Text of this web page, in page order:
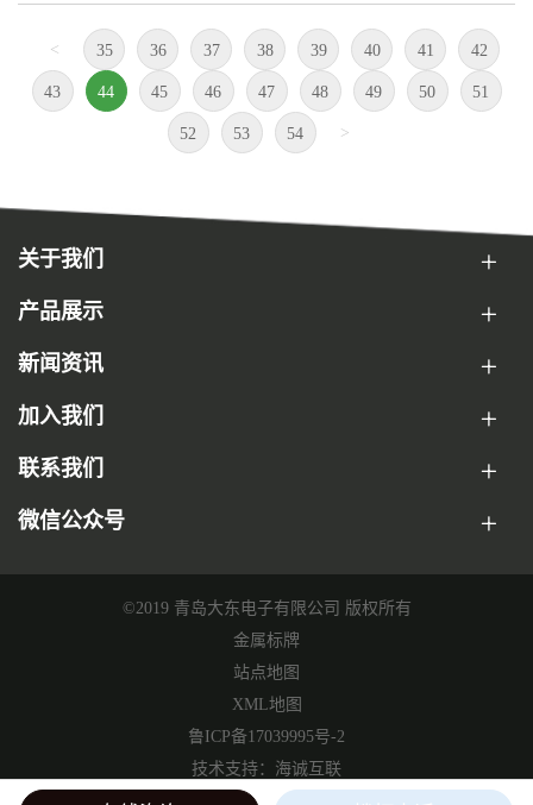
< 35 36 37 38 39 40 41 42
43 44 45 46 47 48 49 50 51
52 53 54 >
关于我们
产品展示
新闻资讯
加入我们
联系我们
微信公众号
©2019 青岛大东电子有限公司 版权所有
金属标牌
站点地图
XML地图
鲁ICP备17039995号-2
技术支持：海诚互联